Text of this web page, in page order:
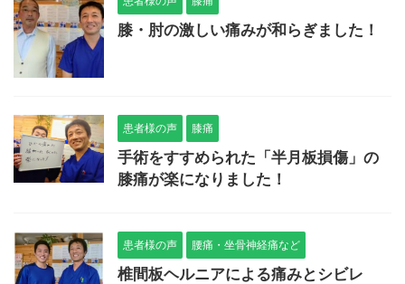
膝・肘の激しい痛みが和らぎました！
患者様の声 膝痛
手術をすすめられた「半月板損傷」の
膝痛が楽になりました！
患者様の声 腰痛・坐骨神経痛など
椎間板ヘルニアによる痛みとシビレ